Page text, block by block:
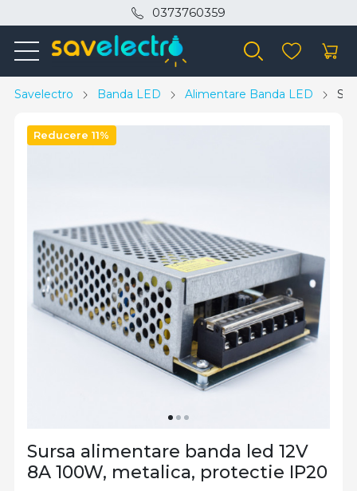
0373760359
Savelectro Banda LED Alimentare Banda LED
Reducere 11%
Sursa alimentare banda led 12V
8A 100W, metalica, protectie IP20